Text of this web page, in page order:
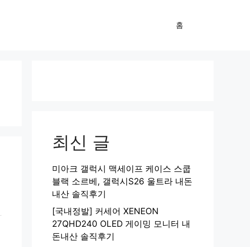
홈
최신 글
미아크 갤럭시 맥세이프 케이스 스쿱
블랙 소르베, 갤럭시S26 울트라 내돈
내산 솔직후기
[국내정발] 커세어 XENEON
27QHD240 OLED 게이밍 모니터 내
돈내산 솔직후기